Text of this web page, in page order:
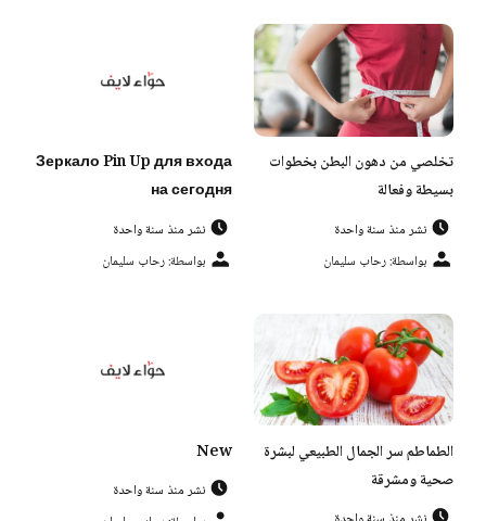
تخلصي من دهون البطن بخطوات
بسيطة وفعالة
نشر منذ سنة واحدة
بواسطة: رحاب سليمان
Зеркало Pin Up для входа
на сегодня
نشر منذ سنة واحدة
بواسطة: رحاب سليمان
الطماطم سر الجمال الطبيعي لبشرة
صحية ومشرقة
New
نشر منذ سنة واحدة